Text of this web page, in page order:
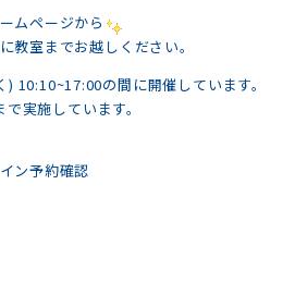
ムページから
教室までお越しください。
10:10~17:00の間に開催しています。
実施しています。
ン予約確認